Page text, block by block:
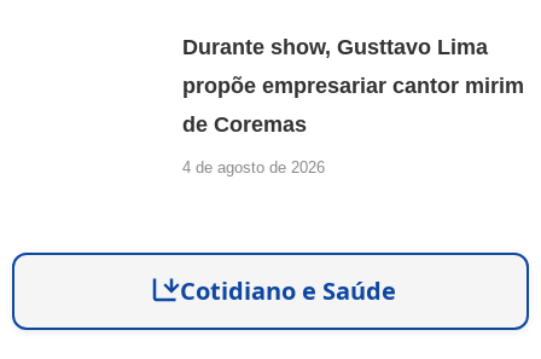
Durante show, Gusttavo Lima
propõe empresariar cantor mirim
de Coremas
4 de agosto de 2026
Cotidiano e Saúde